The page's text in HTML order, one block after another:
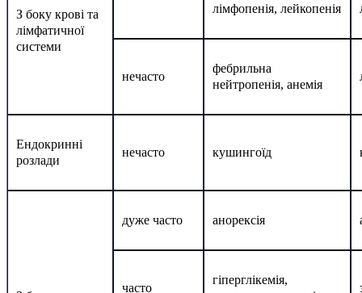
З боку крові та
лімфатичної
системи
лімфопенія, лейкопенія
нечасто
фебрильна
нейтропенія, анемія
Ендокринні
розлади
нечасто кушингоїд
дуже часто анорексія
часто
гіперглікемія,